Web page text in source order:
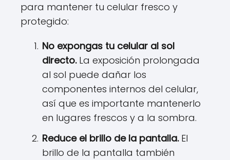
para mantener tu celular fresco y
protegido:
No expongas tu celular al sol
directo.La exposición prolongada
al sol puede dañar los
componentes internos del celular,
así que es importante mantenerlo
en lugares frescos y a la sombra.
Reduce el brillo de la pantalla.El
brillo de la pantalla también